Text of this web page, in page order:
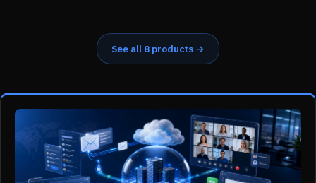
See all 8 products →